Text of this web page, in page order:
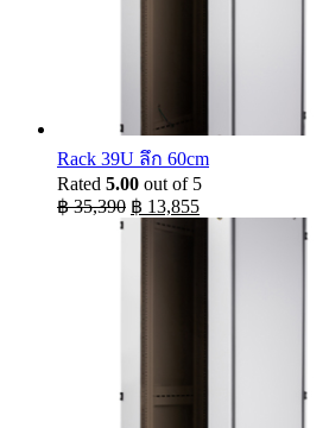
Rack 39U ลึก 60cm
Rated 5.00 out of 5
฿35,390 Original
price
฿ 13,855Current
price